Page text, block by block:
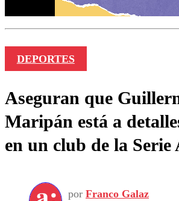
DEPORTES
Aseguran que
Maripán está a
en un club de la Serie
por Franco Galaz